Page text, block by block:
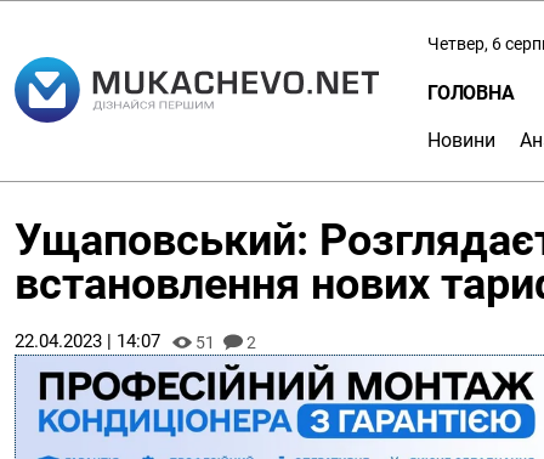
Четвер, 6
ГОЛОВНА
Новини
Ущаповський:
встановлення нових
22.04.2023 | 14:07 51 2